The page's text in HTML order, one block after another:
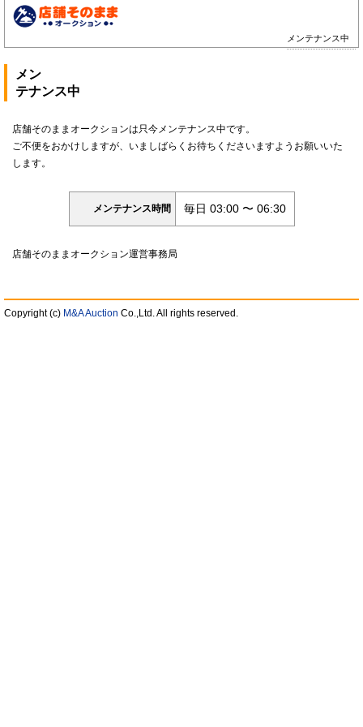
メンテナンス中
メン
テナンス中
店舗そのままオークションは只今メンテナンス中です。
ご不便をおかけしますが、いましばらくお待ちくださいますようお願いいた
します。
メンテナンス時間 毎日 03:00 〜 06:30
店舗そのままオークション運営事務局
Copyright (c) M&A Auction Co.,Ltd. All rights reserved.